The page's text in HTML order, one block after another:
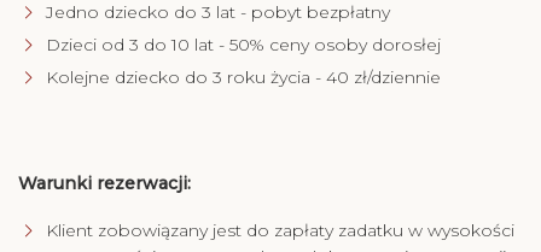
Jedno dziecko do 3 lat - pobyt bezpłatny
Dzieci od 3 do 10 lat - 50% ceny osoby dorosłej
Kolejne dziecko do 3 roku życia - 40 zł/dziennie
Warunki rezerwacji:
Klient zobowiązany jest do zapłaty zadatku w wysokości